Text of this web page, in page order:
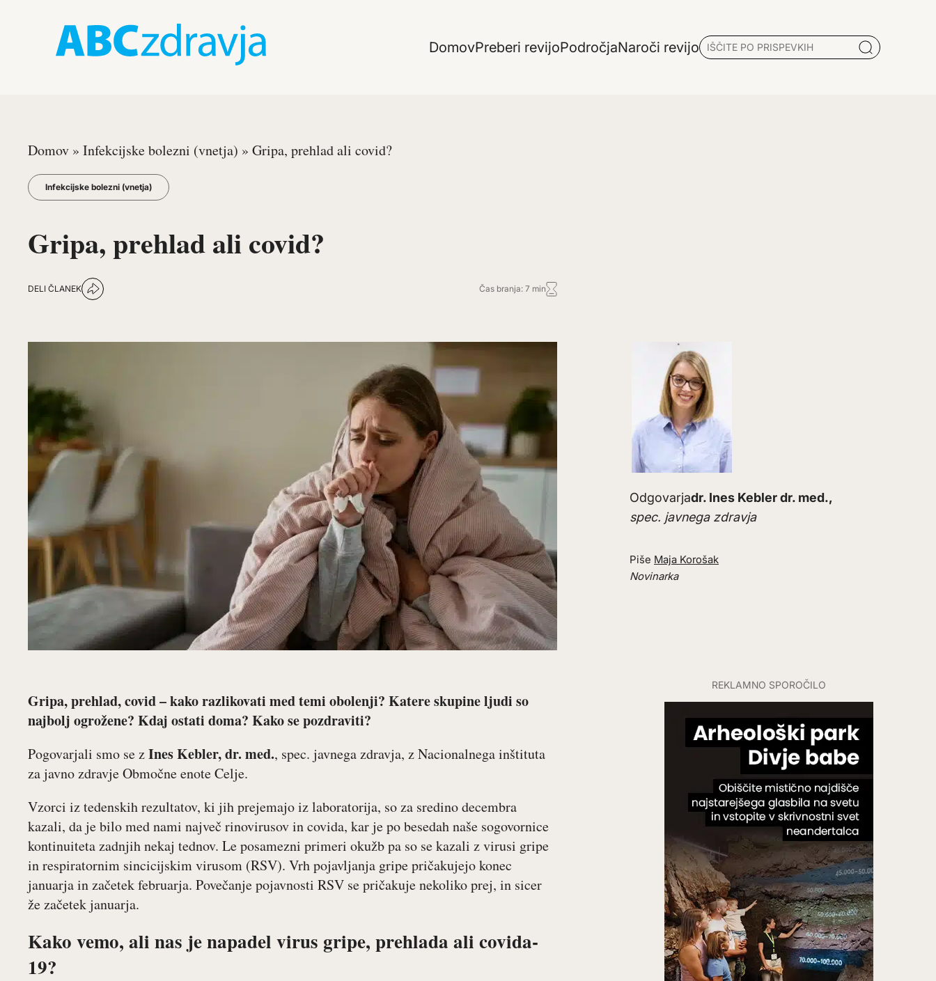
DomovPreberi revijoPodročjaNaroči revijo
Domov » Infekcijske bolezni (vnetja) » Gripa, prehlad ali covid?
Infekcijske bolezni (vnetja)
Gripa, prehlad ali covid?
DELI ČLANEK Čas branja: 7 min
Gripa, prehlad, covid – kako razlikovati med temi obolenji? Katere skupine ljudi so
najbolj ogrožene? Kdaj ostati doma? Kako se pozdraviti?
Pogovarjali smo se zInes Kebler, dr. med., spec. javnega zdravja, z Nacionalnega inštituta
za javno zdravje Območne enote Celje.
Vzorci iz tedenskih rezultatov, ki jih prejemajo iz laboratorija, so za sredino decembra
kazali, da je bilo med nami največ rinovirusov in covida, kar je po besedah naše sogovornice
kontinuiteta zadnjih nekaj tednov. Le posamezni primeri okužb pa so se kazali z virusi gripe
in respiratornim sincicijskim virusom (RSV). Vrh pojavljanja gripe pričakujejo konec
januarja in začetek februarja. Povečanje pojavnosti RSV se pričakuje nekoliko prej, in sicer
že začetek januarja.
Kako vemo, ali nas je napadel virus gripe, prehlada ali covida-
19?
Odgovarjadr. Ines Kebler dr. med.,
spec. javnega zdravja
Piše Maja Korošak
Novinarka
REKLAMNO SPOROČILO